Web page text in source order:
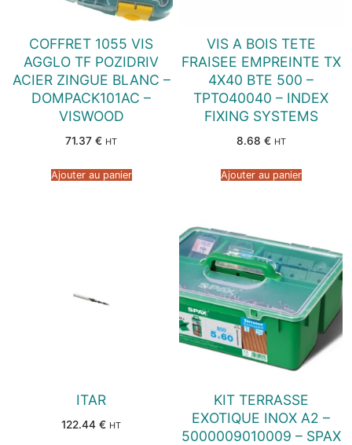
COFFRET 1055 VIS
AGGLO TF POZIDRIV
ACIER ZINGUE BLANC –
DOMPACK101AC –
VISWOOD
71.37 € HT
Ajouter au panier
VIS A BOIS TETE
FRAISEE EMPREINTE TX
4X40 BTE 500 –
TPTO40040 – INDEX
FIXING SYSTEMS
8.68 € HT
Ajouter au panier
ITAR
122.44 € HT
KIT TERRASSE
EXOTIQUE INOX A2 –
5000009010009 – SPAX